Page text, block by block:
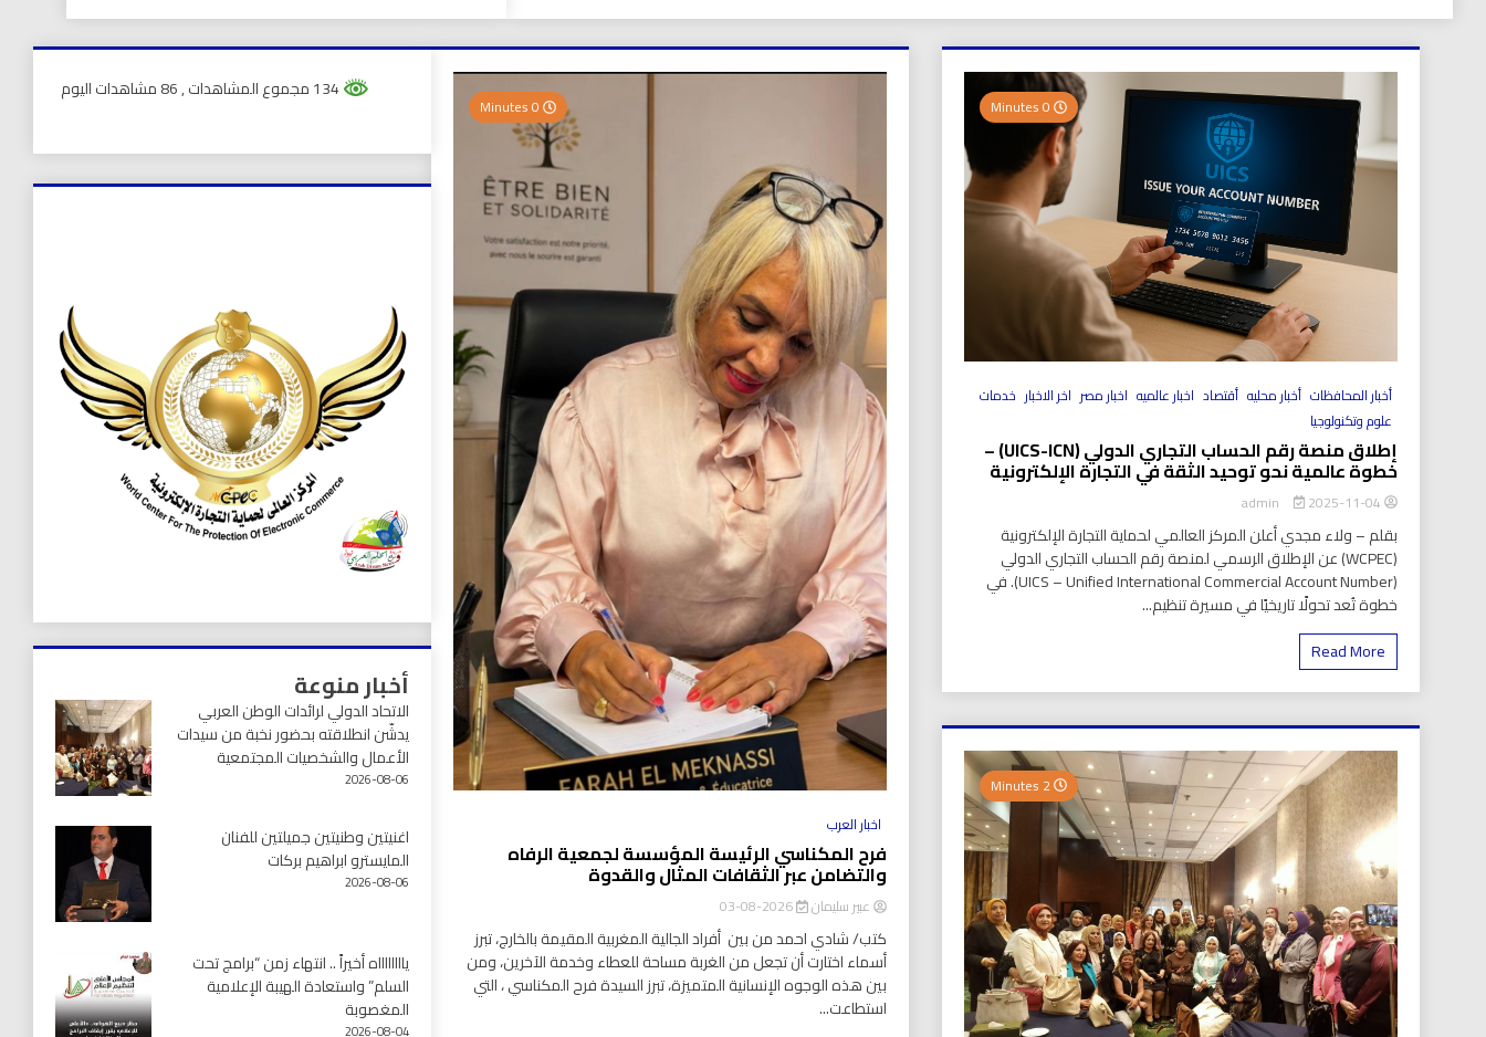
أخبار المحافظات أخبار محليه أقتصاد اخبار عالميه اخبار مصر اخر الاخبار خدمات
علوم وتكنولوجيا
إطلاق منصة رقم الحساب التجاري الدولي (UICS-ICN) –
خطوة عالمية نحو توحيد الثقة في التجارة الإلكترونية
2025-11-04
بقلم – ولاء مجدي أعلن المركز العالمي لحماية التجارة الإلكترونية
(WCPEC) عن الإطلاق الرسمي لمنصة رقم الحساب التجاري الدولي
(UICS – Unified International Commercial Account Number). في
خطوة تُعد تحولًا تاريخيًا في مسيرة تنظيم...
Read More
2 Minutes
اخبار العرب
فرح المكناسي الرئيسة المؤسسة لجمعية الرفاه
والتضامن عبر الثقافات المثال والقدوة
عبير سليمان 2026-08-03
كتب/ شادي احمد من بين أفراد الجالية المغربية المقيمة بالخارج، تبرز
أسماء اختارت أن تجعل من الغربة مساحة للعطاء وخدمة الآخرين، ومن
بين هذه الوجوه الإنسانية المتميزة، تبرز السيدة فرح المكناسي ، التي
استطاعت...
, 86 مشاهدات اليوم
أخبار منوعة
الاتحاد الدولي لرائدات الوطن العربي
يدشّن انطلاقته بحضور نخبة من سيدات
الأعمال والشخصيات المجتمعية
2026-08-06
اغنيتين وطنيتين جميلتين للفنان
المايسترو ابراهيم بركات
2026-08-06
يااااااااه أخيراً .. انتهاء زمن “برامج تحت
السلم” واستعادة الهيبة الإعلامية
المغصوبة
2026-08-04